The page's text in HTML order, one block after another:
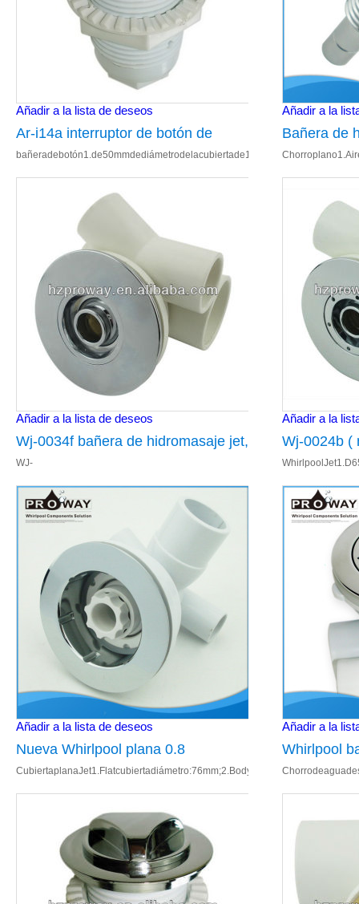
Añadir a la lista de deseos
Ar-i14a interruptor de botón de
bañera, Plana cubierta partes Hot
Tub
plateadodelatónf
Añadir a la
Bañera de
plana
accesorios
Añadir a la lista de deseos
Wj-0034f bañera de hidromasaje jet,
Cubierta plana bañera de
hidromasaje componentes
electrónicos
WJ-
0034WhirlpoolJet1.D65mmcubierta,1.5mmespesor,ajustable2.1"IDwaterx1/
Añadir a la
Wj-0024b (
chorro de
bañera
Añadir a la lista de deseos
Nueva Whirlpool plana 0.8
mmThickness cubierta bañera
piezas de cubierta plana Jet
Añadir a la
Whirlpool
accesorios
de chorro